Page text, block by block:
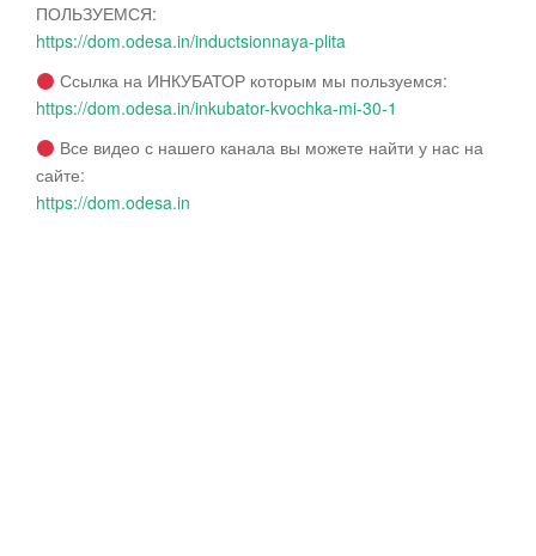
ПОЛЬЗУЕМСЯ:
https://dom.odesa.in/inductsionnaya-plita
Ссылка на ИНКУБАТОР которым мы пользуемся:
https://dom.odesa.in/inkubator-kvochka-mi-30-1
Все видео с нашего канала вы можете найти у нас на
сайте:
https://dom.odesa.in